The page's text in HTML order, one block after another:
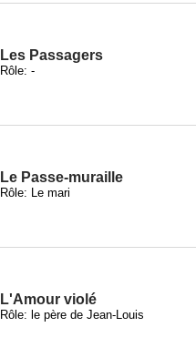
Les Passagers
Rôle: -
Le Passe-muraille
Rôle: Le mari
L'Amour violé
Rôle: le père de Jean-Louis